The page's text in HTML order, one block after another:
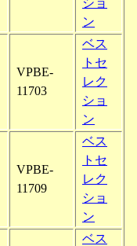
ン
VPBE-
11703
ベス
トセ
レク
ショ
ン
VPBE-
11709
ベス
トセ
レク
ショ
ン
ベス